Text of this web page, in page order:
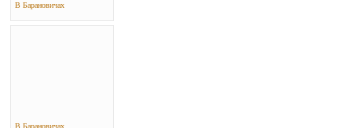
В Барановичах